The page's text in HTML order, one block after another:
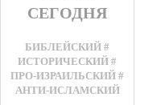
СЕГОДНЯ
БИБЛЕЙСКИЙ #
ИСТОРИЧЕСКИЙ #
ПРО-ИЗРАИЛЬСКИЙ #
АНТИ-ИСЛАМСКИЙ